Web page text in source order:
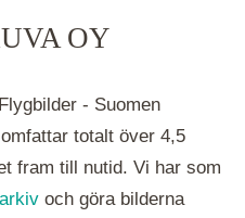
scrolla.OY
- Suomen
totalt över 4,5
fram till nutid. Vi har som
och göra bilderna